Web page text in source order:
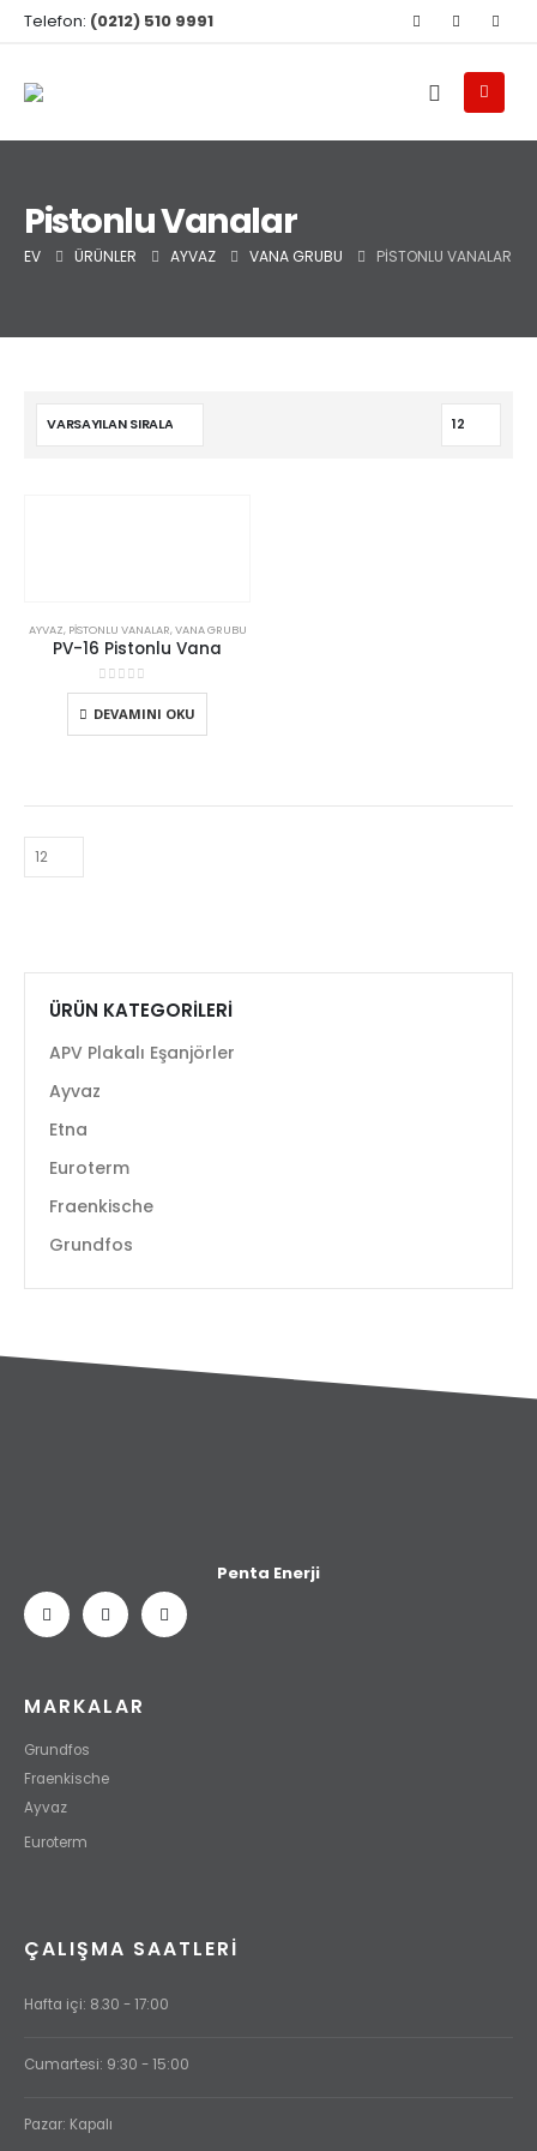
Telefon: (0212) 510 9991
Pistonlu Vanalar
EV ÜRÜNLER AYVAZ VANA GRUBU PISTONLU VANALAR
AYVAZ, PISTONLU VANALAR,VANA GRUBU
PV-16 Pistonlu Vana
05 üzerinden
DEVAMINI OKU
ÜRÜN KATEGORILERI
APV Plakalı Eşanjörler
Ayvaz
Etna
Euroterm
Fraenkische
Grundfos
Penta Enerji
MARKALAR
Grundfos
Fraenkische
Ayvaz
Euroterm
ÇALIŞMA SAATLERI
Hafta içi: 8.30 - 17:00
Cumartesi: 9:30 - 15:00
Pazar: Kapalı